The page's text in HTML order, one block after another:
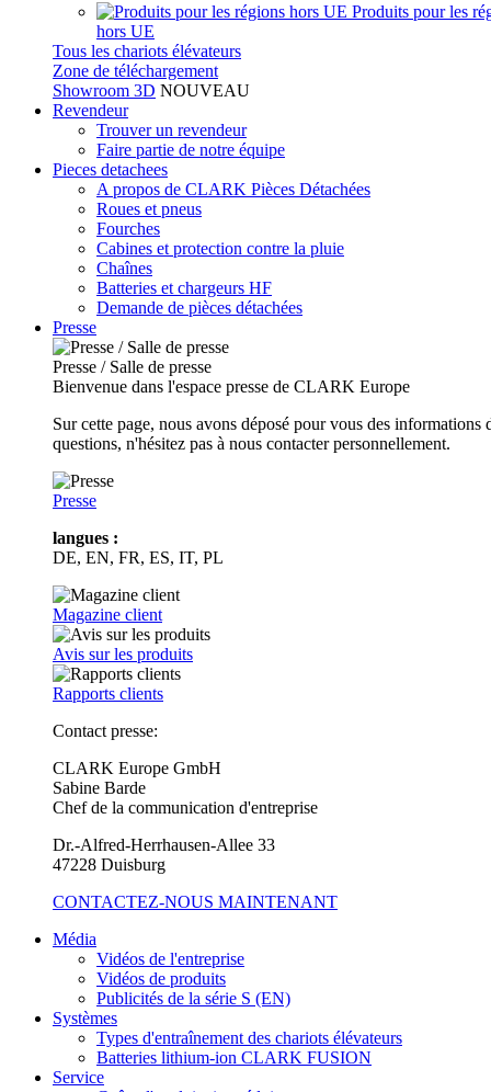
Produits pour les
hors UE
Tous les chariots élévateurs
Zone de téléchargement
Showroom 3D NOUVEAU
Revendeur
Trouver un revendeur
Faire partie de notre équipe
Pieces detachees
A propos de CLARK Pièces Détachées
Roues et pneus
Fourches
Cabines et protection contre la pluie
Chaînes
Batteries et chargeurs HF
Demande de pièces détachées
Presse
Presse / Salle de presse
Bienvenue dans l'espace presse de CLARK Europe
Sur cette page, nous avons déposé pour vous des
questions, n'hésitez pas à nous contacter personnellement.
Presse
langues :
DE, EN, FR, ES, IT, PL
Magazine client
Avis sur les produits
Rapports clients
Contact presse:
CLARK Europe GmbH
Sabine Barde
Chef de la communication d'entreprise
Dr.-Alfred-Herrhausen-Allee 33
47228 Duisburg
CONTACTEZ-NOUS MAINTENANT
Média
Vidéos de l'entreprise
Vidéos de produits
Publicités de la série S (EN)
Systèmes
Types d'entraînement des chariots élévateurs
Batteries lithium-ion CLARK FUSION
Service